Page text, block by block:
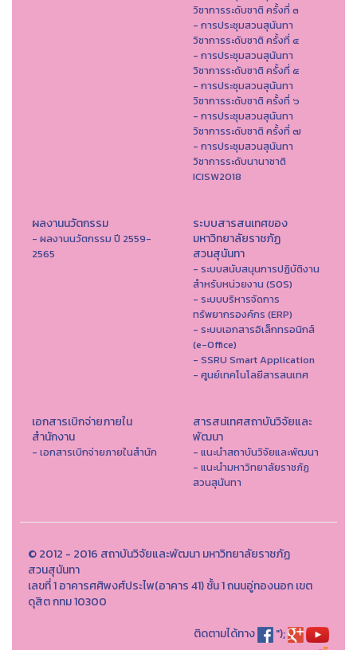
วิชาการระดับชาติ ครั้งที่ ๓
- การประชุมสวนสุนันทา
วิชาการระดับชาติ ครั้งที่ ๔
- การประชุมสวนสุนันทา
วิชาการระดับชาติ ครั้งที่ ๕
- การประชุมสวนสุนันทา
วิชาการระดับชาติ ครั้งที่ ๖
- การประชุมสวนสุนันทา
วิชาการระดับชาติ ครั้งที่ ๗
- การประชุมสวนสุนันทา
วิชาการระดับนานาชาติ
ICISW2018
ผลงานนวัตกรรม
- ผลงานนวัตกรรม ปี 2559-
2565
ระบบสารสนเทศของ
มหาวิทยาลัยราชภัฏ
สวนสุนันทา
- ระบบสนับสนุนการปฏิบัติงาน
สำหรับหน่วยงาน (SOS)
- ระบบบริหารจัดการ
ทรัพยากรองค์กร (ERP)
- ระบบเอกสารอิเล็กทรอนิกส์
(e-Office)
- SSRU Smart Application
- ศูนย์เทคโนโลยีสารสนเทศ
เอกสารเบิกจ่ายภายใน
สำนักงาน
- เอกสารเบิกจ่ายภายในสำนัก
สารสนเทศสถาบันวิจัยและ
พัฒนา
- แนะนำสถาบันวิจัยและพัฒนา
- แนะนำมหาวิทยาลัยราชภัฏ
สวนสุนันทา
© 2012 - 2016 สถาบันวิจัยและพัฒนา มหาวิทยาลัยราชภัฏ
สวนสุนันทา
เลขที่ 1 อาคารศศิพงศ์ประไพ(อาคาร 41) ชั้น 1 ถนนอู่ทองนอก เขต
ดุสิต กทม 10300
ติดตามได้ทาง
");